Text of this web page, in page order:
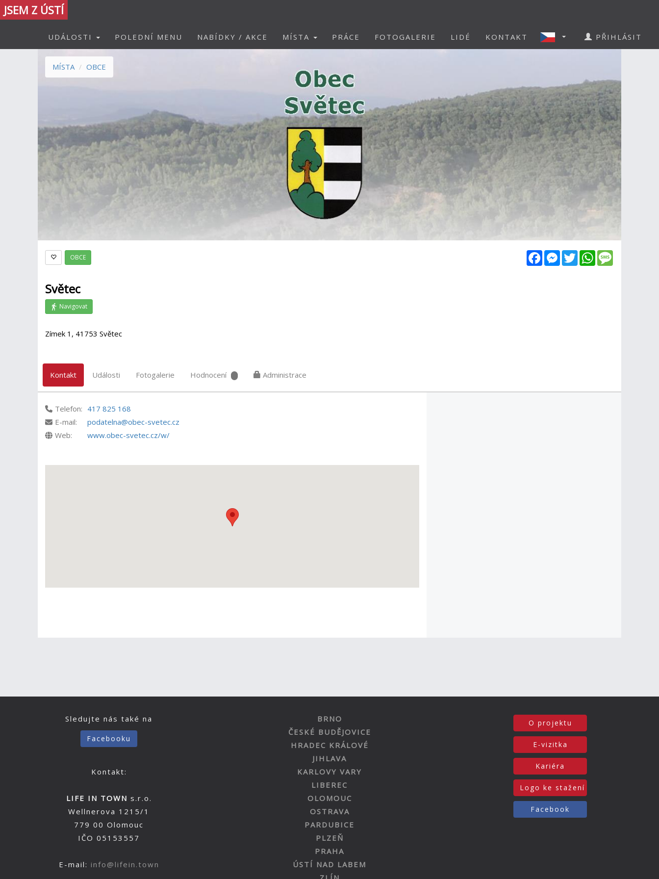
JSEM Z ÚSTÍ
UDÁLOSTI POLEDNÍ MENU NABÍDKY / AKCE MÍSTA PRÁCE FOTOGALERIE LIDÉ KONTAKT PŘIHLÁSIT
MÍSTA OBCE
FacebookMessenger
TwitterWhatsApp
OBCE
Světec
Navigovat
Zímek 1, 41753 Světec
Kontakt Události Fotogalerie Hodnocení Administrace
Telefon: 417 825 168
E-mail:
podatelna@obec-svetec.cz
Web:
www.obec-svetec.cz/w/
Sledujte nás také na
Facebooku
Kontakt:
LIFE IN TOWN s.r.o.
Wellnerova 1215/1
779 00 Olomouc
IČO 05153557
E-mail: info@lifein.town
BRNO
ČESKÉ BUDĚJOVICE
HRADEC KRÁLOVÉ
JIHLAVA
KARLOVY VARY
LIBEREC
OLOMOUC
OSTRAVA
PARDUBICE
PLZEŇ
PRAHA
ÚSTÍ NAD LABEM
O projektu
E-vizitka
Kariéra
Logo ke stažení
Facebook